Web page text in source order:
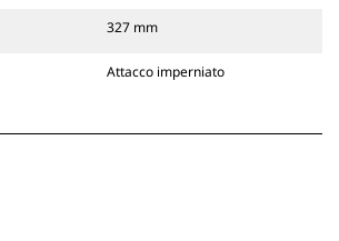
327 mm
Attacco imperniato